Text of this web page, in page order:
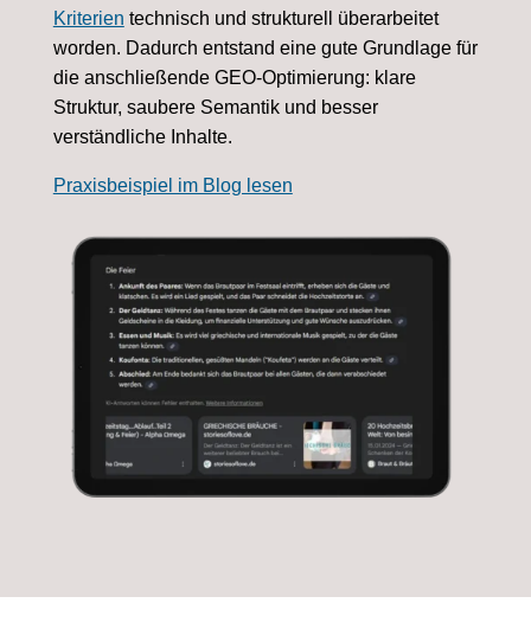
Kriterien technisch und strukturell überarbeitet
worden. Dadurch entstand eine gute Grundlage für
die anschließende GEO-Optimierung: klare
Struktur, saubere Semantik und besser
verständliche Inhalte.
Praxisbeispiel im Blog lesen